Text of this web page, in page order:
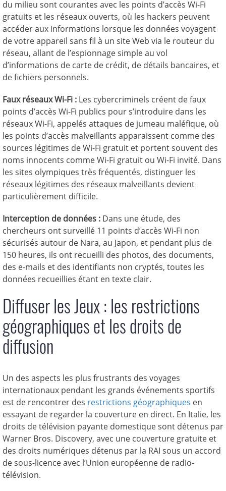
du milieu sont courantes avec les points d’accès Wi-Fi
gratuits et les réseaux ouverts, où les hackers peuvent
accéder aux informations lorsque les données voyagent
de votre appareil sans fil à un site Web via le routeur du
réseau, allant de l’espionnage simple au vol
d’informations de carte de crédit, de détails bancaires, et
de fichiers personnels.
Faux réseaux Wi-Fi : Les cybercriminels créent de faux
points d’accès Wi-Fi publics pour s’introduire dans les
réseaux Wi-Fi, appelés attaques de jumeau maléfique, où
les points d’accès malveillants apparaissent comme des
sources légitimes de Wi-Fi gratuit et portent souvent des
noms innocents comme Wi-Fi gratuit ou Wi-Fi invité. Dans
les sites olympiques très fréquentés, distinguer les
réseaux légitimes des réseaux malveillants devient
particulièrement difficile.
Interception de données : Dans une étude, des
chercheurs ont surveillé 11 points d’accès Wi-Fi non
sécurisés autour de Nara, au Japon, et pendant plus de
150 heures, ils ont recueilli des photos, des documents,
des e-mails et des identifiants non cryptés, toutes les
données recueillies étant en texte clair.
Diffuser les Jeux : les restrictions
géographiques et les droits de
diffusion
Un des aspects les plus frustrants des voyages
internationaux pendant les grands événements sportifs
est de rencontrer des restrictions géographiques en
essayant de regarder la couverture en direct. En Italie, les
droits de télévision payante domestique sont détenus par
Warner Bros. Discovery, avec une couverture gratuite et
des droits numériques détenus par la RAI sous un accord
de sous-licence avec l’Union européenne de radio-
télévision.